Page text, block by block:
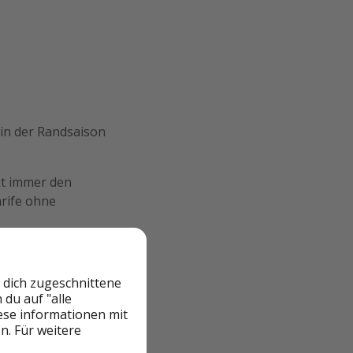
der Randsaison
immer den
ohne
sie die
und
um auf das
zugeschnittene
du auf "alle
informationen mit
Für weitere